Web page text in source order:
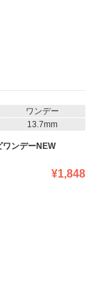
ワンデー
13.7mm
ワンデーNEW
¥1,848